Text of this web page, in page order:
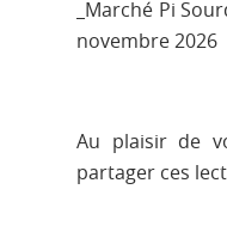
_Marché Pi
novembre 2026
Au plaisir de
partager ces